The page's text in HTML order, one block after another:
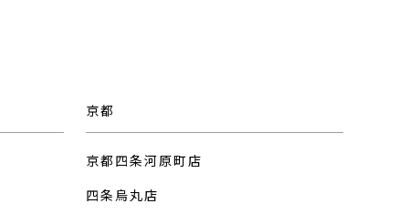
京都
京都四条河原町店
四条烏丸店